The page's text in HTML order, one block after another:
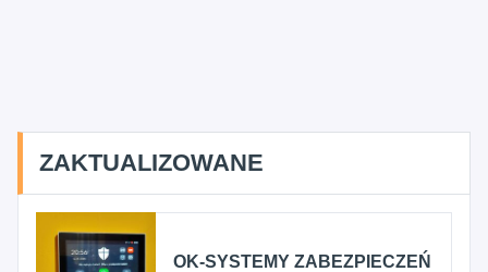
ZAKTUALIZOWANE
OK-SYSTEMY ZABEZPIECZEŃ